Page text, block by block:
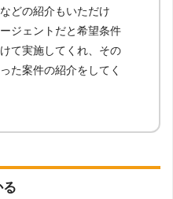
どの紹介もいただけ
ジェントだと希望条件
て実施してくれ、その
た案件の紹介をしてく